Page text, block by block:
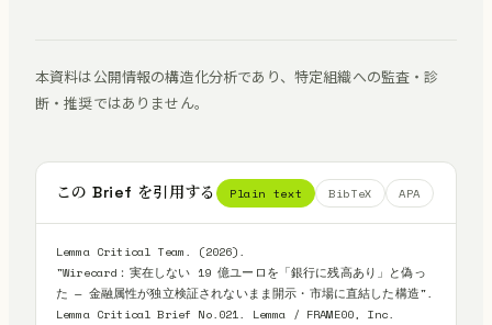
本資料は公開情報の構造化分析であり、特定組織への監査・診
断・推奨ではありません。
この Brief を引用する Plain text BibTeX APA
Lemma Critical Team. (2026).
"Wirecard：実在しない 19 億ユーロを「銀行に残高あり」と偽っ
た — 金融属性が独立検証されないまま開示・市場に直結した構造".
Lemma Critical Brief No.021. Lemma / FRAME00, Inc.